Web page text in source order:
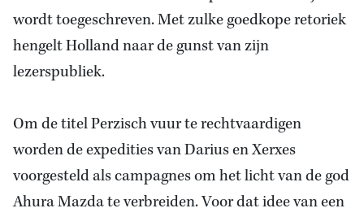
wordt toegeschreven. Met zulke goedkope retoriek
hengelt Holland naarde gunst van zijn
lezerspubliek.
Om de titel Perzisch vuur te rechtvaardigen
wordende expedities van Dariusen Xerxes
voorgesteld als campagnes om het licht van de god
Ahura Mazda te verbreiden. Voor dat idee van een